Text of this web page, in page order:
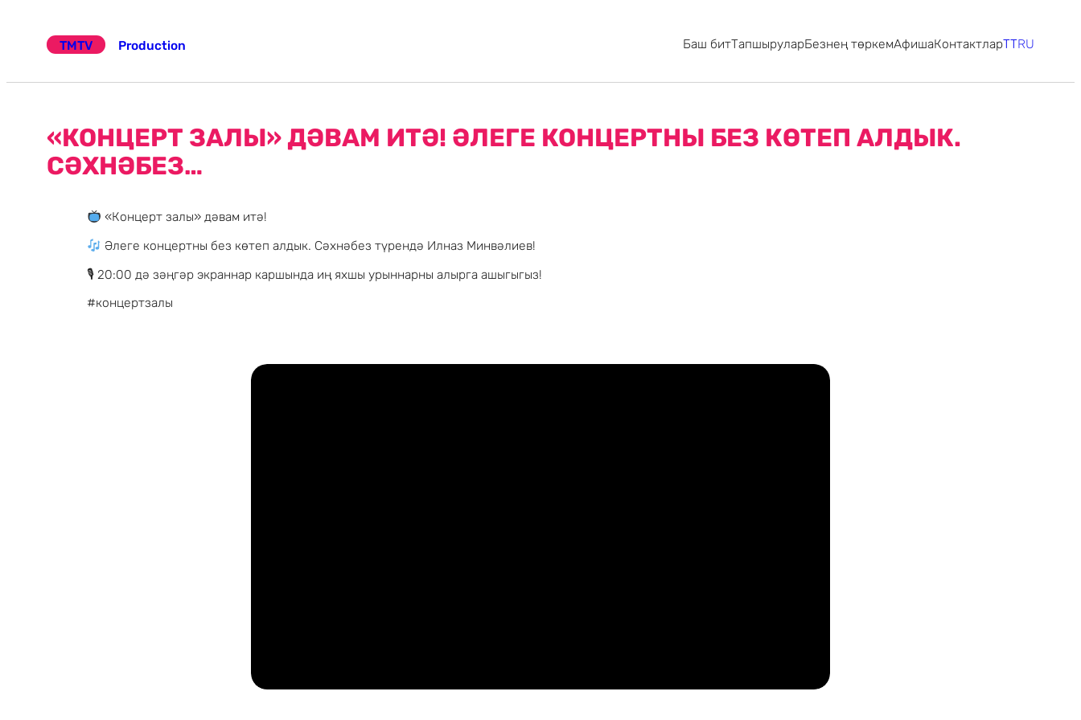
TMTV
Production Баш битТапшыруларБезнең төркемАфишаКонтактларTTRU
«КОНЦЕРТ ЗАЛЫ» ДӘВАМ ИТӘ! ӘЛЕГЕ КОНЦЕРТНЫ БЕЗ КӨТЕП АЛДЫК.
СӘХНӘБЕЗ…
«Концерт залы» дәвам итә!
Әлеге концертны без көтеп алдык. Сәхнәбез түрендә Илназ Минвәлиев!
🎙 20:00 дә зәңгәр экраннар каршында иң яхшы урыннарны алырга ашыгыгыз!
#концертзалы